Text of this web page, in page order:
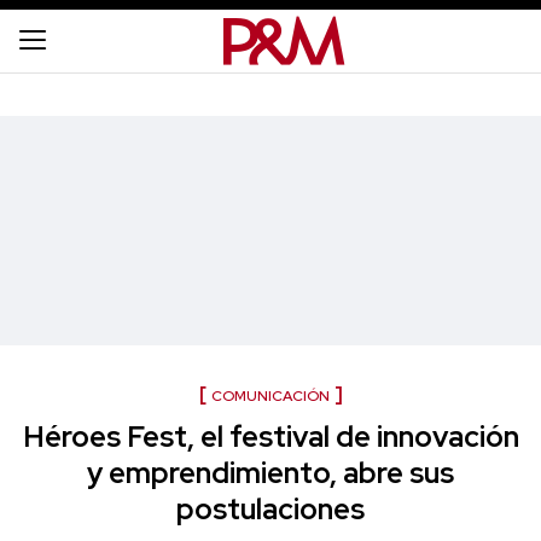
COMUNICACIÓN
Héroes Fest, el festival de innovación
y emprendimiento, abre sus
postulaciones